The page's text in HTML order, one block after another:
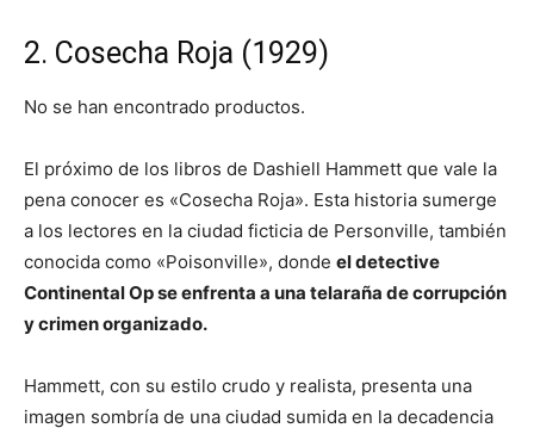
2. Cosecha Roja (1929)
No se han encontrado productos.
El próximo de los libros de Dashiell Hammett que vale la
pena conocer es «Cosecha Roja». Esta historia sumerge
a los lectores en la ciudad ficticia de Personville, también
conocida como «Poisonville», donde el detective
Continental Op se enfrenta a una telaraña de corrupción
y crimen organizado.
Hammett, con su estilo crudo y realista, presenta una
imagen sombría de una ciudad sumida en la decadencia